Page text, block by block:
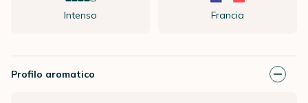
Intenso Francia
Profilo aromatico